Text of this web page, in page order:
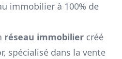
immobilier à 100% de
réseau immobilier créé
spécialisé dans la vente